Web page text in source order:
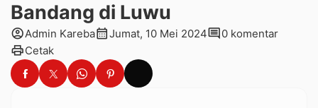
Bandang di Luwu
account_circleAdmin Karebacalendar_monthJumat, 10 Mei 2024comment0 komentar
printCetak